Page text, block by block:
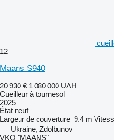
12
Maans S940
20 930 € 1 080 000 UAH
Cueilleur à tournesol
2025
État neuf
Largeur de couverture 9,4 m
Ukraine, Zdolbunov
VKO "MAANS"